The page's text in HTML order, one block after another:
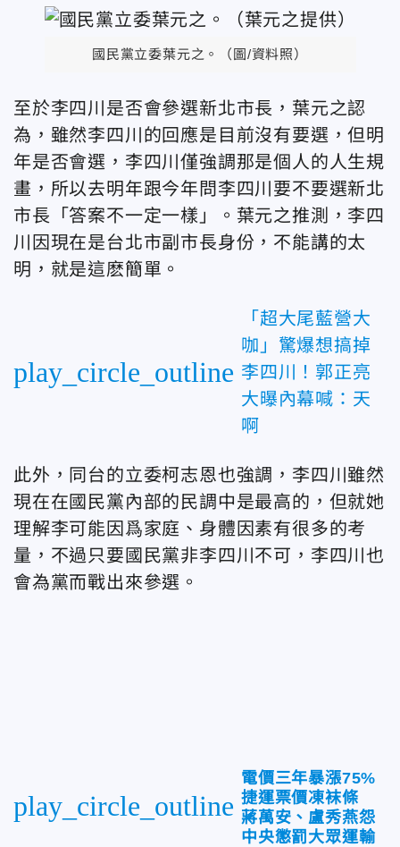
國民黨立委葉元之。（圖/資料照）
至於李四川是否會參選新北市長，葉元之認
為，雖然李四川的回應是目前沒有要選，但明
年是否會選，李四川僅強調那是個人的人生規
畫，所以去明年跟今年問李四川要不要選新北
市長「答案不一定一樣」。葉元之推測，李四
川因現在是台北市副市長身份，不能講的太
明，就是這麽簡單。
play_circle_outline
「超大尾藍營大
咖」驚爆想搞掉
李四川！郭正亮
大曝內幕喊：天
啊
此外，同台的立委柯志恩也強調，李四川雖然
現在在國民黨內部的民調中是最高的，但就她
理解李可能因爲家庭、身體因素有很多的考
量，不過只要國民黨非李四川不可，李四川也
會為黨而戰出來參選。
play_circle_outline
電價三年暴漲75%
捷運票價凍袜條
蔣萬安、盧秀燕怨
中央懲罰大眾運輸